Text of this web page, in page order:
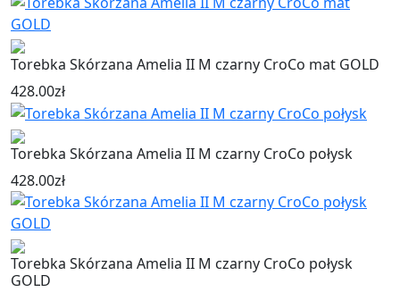
Torebka Skórzana Amelia II M czarny CroCo mat GOLD
428.00zł
Torebka Skórzana Amelia II M czarny CroCo połysk
428.00zł
Torebka Skórzana Amelia II M czarny CroCo połysk
GOLD